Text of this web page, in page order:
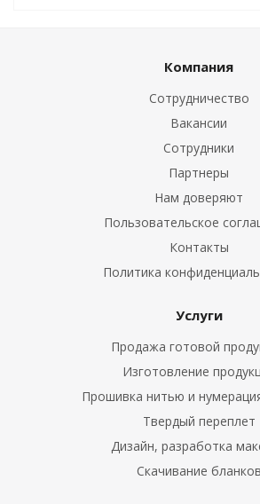
Компания
Сотрудничество
Вакансии
Сотрудники
Партнеры
Нам доверяют
Пользовательское
Контакты
Политика
Услуги
Продажа готовой
Изготовление
Прошивка нитью и
Твердый переплет
Дизайн, разработка
Скачивание бланков